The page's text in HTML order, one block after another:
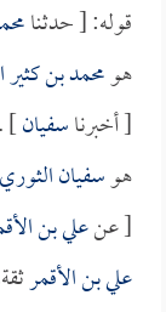
قوله: [ حدثنا
هومحمد بن
[ أخبرناسفيان] .
هوسفيان الثوري
[ عنعلي بن
علي بن الأقمر